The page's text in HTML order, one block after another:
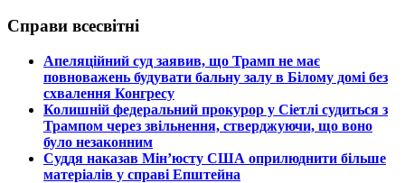
Справи всесвітні
​Апеляційний суд заявив, що Трамп не має
повноважень будувати бальну залу в Білому домі без
схвалення Конгресу
​Колишній федеральний прокурор у Сіетлі судиться з
Трампом через звільнення, стверджуючи, що воно
було незаконним
​Суддя наказав Мін’юсту США оприлюднити більше
матеріалів у справі Епштейна